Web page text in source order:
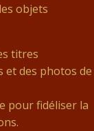
objets
titres
et des photos de
pour fidéliser la